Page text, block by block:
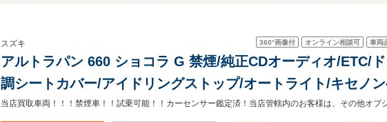
360°画像付 オンライン相談可 車両
スズキ
アルトラパン 660 ショコラ G 禁煙/純正CDオーディオ/ETC/
調シートカバー/アイドリングストップ/オートライト/キセノ
リフター/ドアバイザー/フロアマット/プッシュスタート